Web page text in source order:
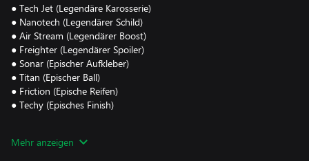
● Tech Jet (Legendäre Karosserie)
● Nanotech (Legendärer Schild)
● Air Stream (Legendärer Boost)
● Freighter (Legendärer Spoiler)
● Sonar (Epischer Aufkleber)
● Titan (Epischer Ball)
● Friction (Epische Reifen)
● Techy (Episches Finish)
Turbo Golf Racing. Viel Spaß!
Mehr anzeigen